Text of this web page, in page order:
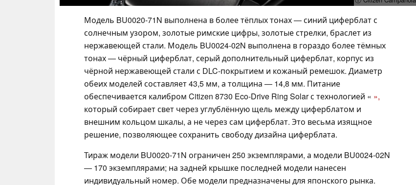
Модель BU0020-71N выполнена в более тёплых тонах — синий циферблат с
солнечным узором, золотые римские цифры, золотые стрелки, браслет из
нержавеющей стали. Модель BU0024-02N выполнена в гораздо более тёмных
тонах — чёрный циферблат, серый дополнительный циферблат, корпус из
чёрной нержавеющей стали с DLC-покрытием и кожаный ремешок. Диаметр
обеих моделей составляет 43,5 мм, а толщина — 14,8 мм. Питание
обеспечивается калибром Citizen 8730 Eco-Drive Ring Solar с технологией « »,
который собирает свет через углублённую щель между циферблатом и
внешним кольцом шкалы, а не через сам циферблат. Это весьма изящное
решение, позволяющее сохранить свободу дизайна циферблата.
Тираж модели BU0020-71N ограничен 250 экземплярами, а модели BU0024-02N
— 170 экземплярами; на задней крышке последней модели нанесен
индивидуальный номер. Обе модели предназначены для японского рынка.